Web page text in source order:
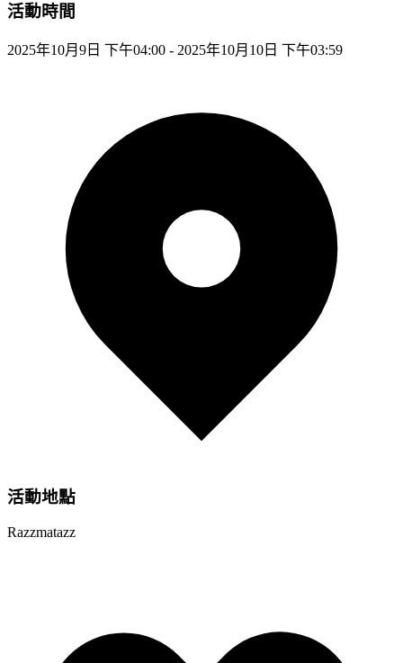
活動時間
2025年10月9日 下午04:00 - 2025年10月10日 下午03:59
活動地點
Razzmatazz